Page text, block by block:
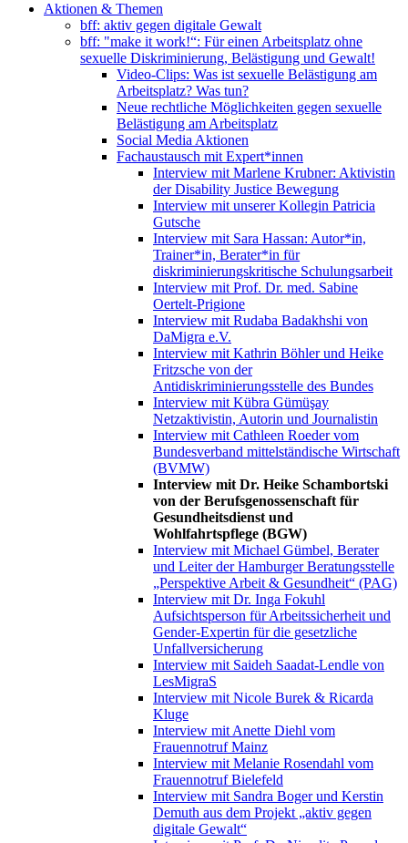
Aktionen & Themen
bff: aktiv gegen digitale Gewalt
bff: "make it work!“: Für einen Arbeitsplatz ohne
sexuelle Diskriminierung, Belästigung und Gewalt!
Video-Clips: Was ist sexuelle Belästigung am
Arbeitsplatz? Was tun?
Neue rechtliche Möglichkeiten gegen sexuelle
Belästigung am Arbeitsplatz
Social Media Aktionen
Fachaustausch mit Expert*innen
Interview mit Marlene Krubner: Aktivistin
der Disability Justice Bewegung
Interview mit unserer Kollegin Patricia
Gutsche
Interview mit Sara Hassan: Autor*in,
Trainer*in, Berater*in für
diskriminierungskritische Schulungsarbeit
Interview mit Prof. Dr. med. Sabine
Oertelt-Prigione
Interview mit Rudaba Badakhshi von
DaMigra e.V.
Interview mit Kathrin Böhler und Heike
Fritzsche von der
Antidiskriminierungsstelle des Bundes
Interview mit Kübra Gümüşay
Netzaktivistin, Autorin und Journalistin
Interview mit Cathleen Roeder vom
Bundesverband mittelständische Wirtschaft
(BVMW)
Interview mit Dr. Heike Schambortski
von der Berufsgenossenschaft für
Gesundheitsdienst und
Wohlfahrtspflege (BGW)
Interview mit Michael Gümbel, Berater
und Leiter der Hamburger Beratungsstelle
„Perspektive Arbeit & Gesundheit“ (PAG)
Interview mit Dr. Inga Fokuhl
Aufsichtsperson für Arbeitssicherheit und
Gender-Expertin für die gesetzliche
Unfallversicherung
Interview mit Saideh Saadat-Lendle von
LesMigraS
Interview mit Nicole Burek & Ricarda
Kluge
Interview mit Anette Diehl vom
Frauennotruf Mainz
Interview mit Melanie Rosendahl vom
Frauennotruf Bielefeld
Interview mit Sandra Boger und Kerstin
Demuth aus dem Projekt „aktiv gegen
digitale Gewalt“